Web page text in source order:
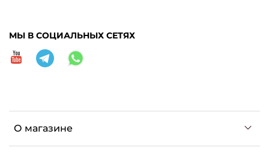
О магазине
МЫ В СОЦИАЛЬНЫХ СЕТЯХ